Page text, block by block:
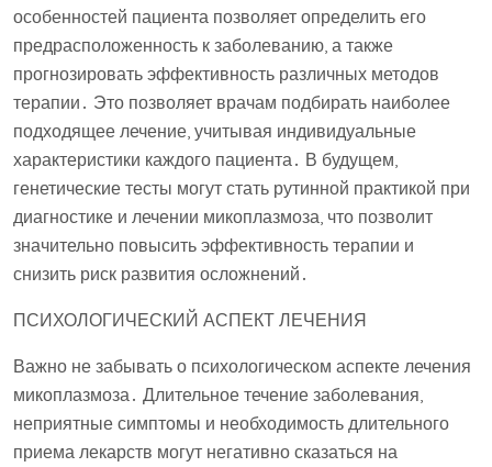
особенностей пациента позволяет определить его
предрасположенность к заболеванию, а также
прогнозировать эффективность различных методов
терапии․ Это позволяет врачам подбирать наиболее
подходящее лечение, учитывая индивидуальные
характеристики каждого пациента․ В будущем,
генетические тесты могут стать рутинной практикой при
диагностике и лечении микоплазмоза, что позволит
значительно повысить эффективность терапии и
снизить риск развития осложнений․
ПСИХОЛОГИЧЕСКИЙ АСПЕКТ ЛЕЧЕНИЯ
Важно не забывать о психологическом аспекте лечения
микоплазмоза․ Длительное течение заболевания,
неприятные симптомы и необходимость длительного
приема лекарств могут негативно сказаться на